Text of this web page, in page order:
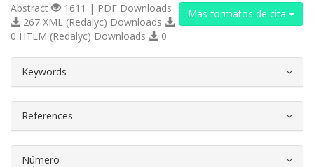
Más formatos de cita
Abstract
1611 | PDF Downloads
267 XML (Redalyc) Downloads
0 HTLM (Redalyc) Downloads
0
Keywords
References
Número